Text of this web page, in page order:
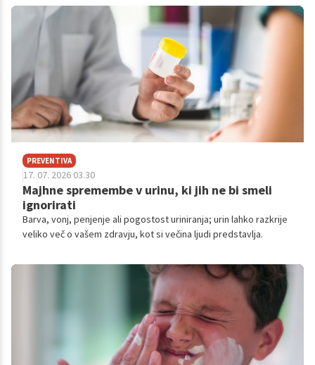
PREVENTIVA
17. 07. 2026 03.30
Majhne spremembe v urinu, ki jih ne bi smeli
ignorirati
Barva, vonj, penjenje ali pogostost uriniranja; urin lahko razkrije
veliko več o vašem zdravju, kot si večina ljudi predstavlja.